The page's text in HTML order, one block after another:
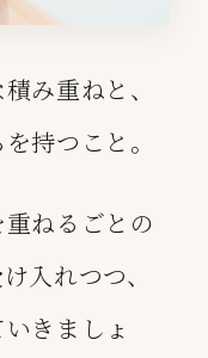
み重ねと、
持つこと。
ねるごとの
入れつつ、
きましょ